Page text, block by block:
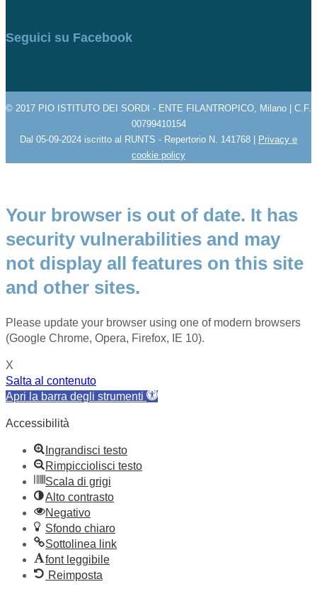
Seguici su Facebook
© 2017 PIO ISTITUTO DEI SORDI - ENTE FILANTROPICO, Milano | C.F.
00799410154
Dal 05-09-2024 iscritto al RUNTS - Repertorio N. 141768 | Privacy e
cookie policy
Your browser is out of date. It has
security vulnerabilities and may
not display all features on this site
and other sites.
Please update your browser using one of modern browsers
(Google Chrome, Opera, Firefox, IE 10).
X
Salta al contenuto
Apri la barra degli strumenti
Accessibilità
Ingrandisci testo
Rimpicciolisci testo
Scala di grigi
Alto contrasto
Negativo
Sfondo chiaro
Sottolinea link
font leggibile
Reimposta